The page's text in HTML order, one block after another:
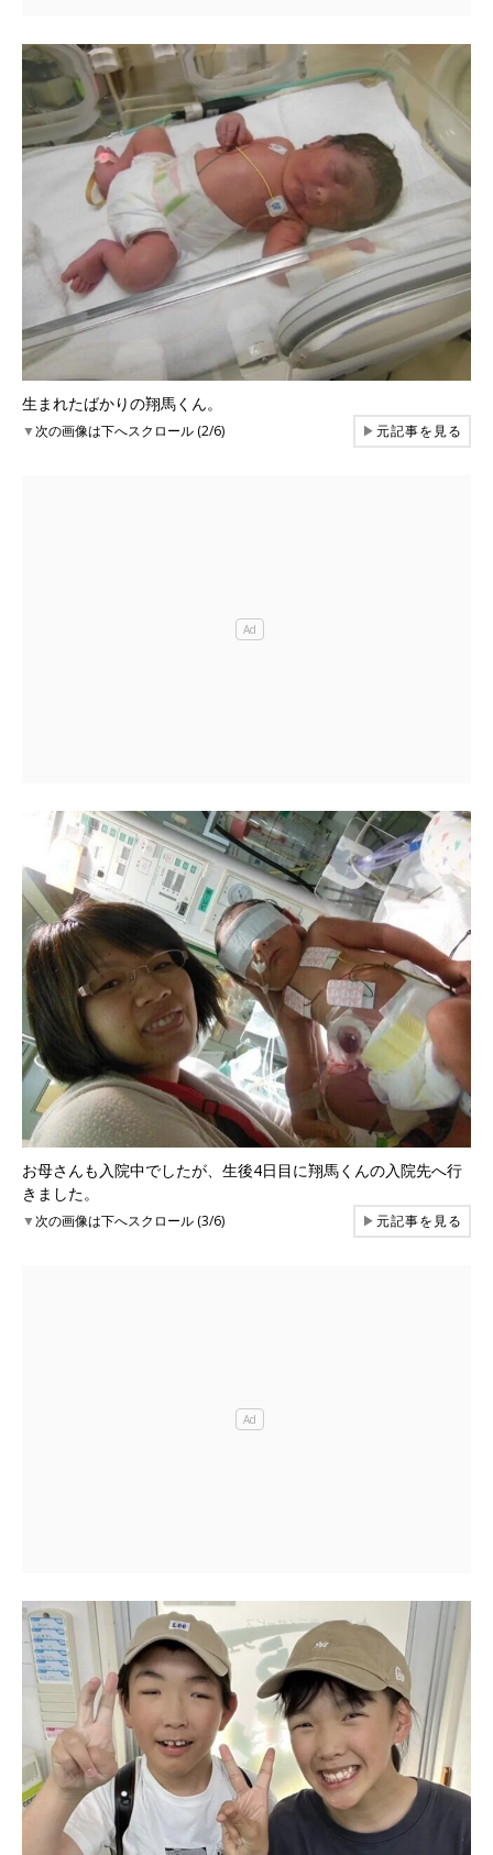
生まれたばかりの翔馬くん。
▼次の画像は下へスクロール (2/6) ▶元記事を見る
お母さんも入院中でしたが、生後4日目に翔馬くんの入院先へ行
きました。
▼次の画像は下へスクロール (3/6) ▶元記事を見る